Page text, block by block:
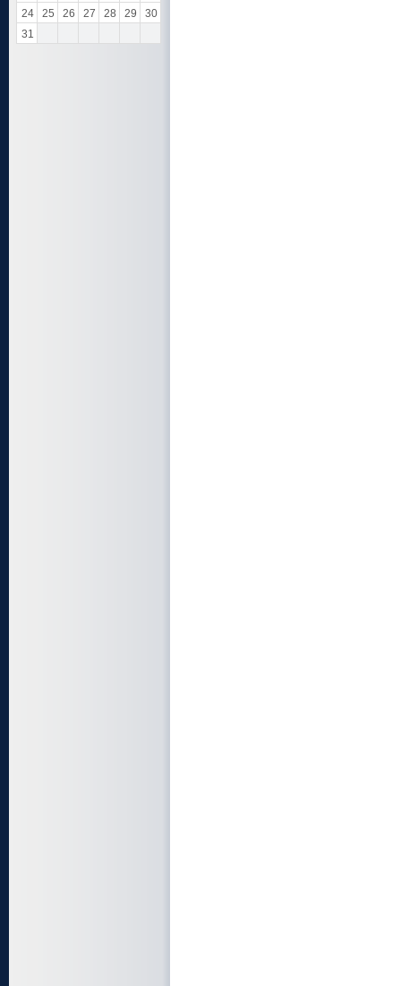
24
25 26 27 28 29
30
31